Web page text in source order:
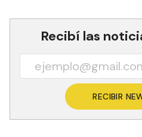
Recibí las
RECIBIR